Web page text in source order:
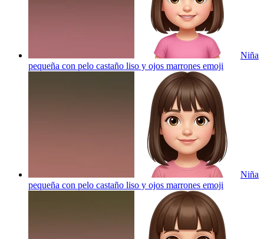
Niña
pequeña con pelo castaño liso y ojos marrones emoji
Niña
pequeña con pelo castaño liso y ojos marrones emoji